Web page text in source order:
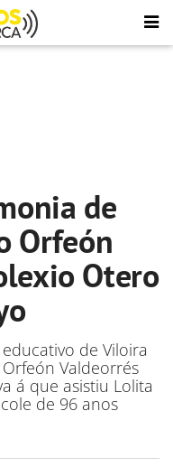
de
Orfeón
Otero
de Viloira
Valdeorrés
á que asistiu Lolita
de 96 anos